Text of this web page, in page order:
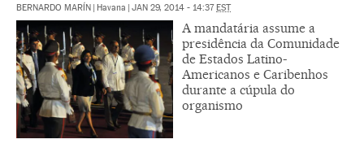
BERNARDO MARÍN | Havana | JAN 29, 2014 - 14:37EST
A mandatária assume a
presidência da Comunidade
de Estados Latino-
Americanos e Caribenhos
durante a cúpula do
organismo